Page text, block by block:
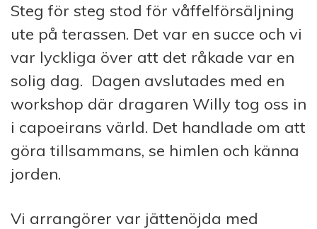
Steg för steg stod för våffelförsäljning
ute på terassen. Det var en succe och vi
var lyckliga över att det råkade var en
solig dag. Dagen avslutades med en
workshop där dragaren Willy tog oss in
i capoeirans värld. Det handlade om att
göra tillsammans, se himlen och känna
jorden.
Vi arrangörer var jättenöjda med